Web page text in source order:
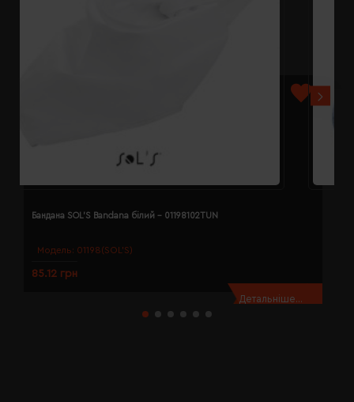
Модель: 01198(SOL’S)
Бандана SOL'S Bandana білий - 01198102TUN
85.12 грн
Детальніше...